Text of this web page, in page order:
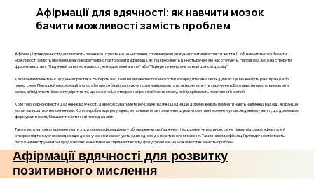
Афірмації для вдячності: як навчити мозок
бачити можливості замість проблем
Афірмації для вдячності допомагають переналаштувати наше мислення, спрямовуючи увагу на позитивні аспекти життя. Щоб навчити мозок бачити
можливості замість проблем, важливо регулярно повторювати афірмації, які підкреслюють цінність речей, які нас оточують. Наприклад, можна створити
фрази на кшталт: "Я вдячний за всі можливості, які надає мені життя" або "Я ціную кожен день за нові шанси і досвід".
Ключовим моментом є щоденна практика. Виберіть час, коли ви зможете спокійно сісти і зосередитися на своїх думках. Це може бути рано вранці або
перед сном. Повторюйте афірмації вголос або про себе, візуалізуючи позитивні результати, які вони можуть спричинити. Важливо не просто вимовляти
слова, а й відчувати їхню силу, вірити в те, що кажете. Це створює нейронні зв’язки в мозку, які підкріплюють позитивний настрій.
Крім того, корисно вести щоденник вдячності, де ви фіксуватимете речі, за які вдячні, щодня. Це допоможе вам помічати навіть найменші радощі, які раніше
могли залишатися непоміченими. Коли ви робите це регулярно, ви починаєте автоматично шукати позитивні моменти у повсякденному житті, що допомагає
формувати новий, більш оптимістичний погляд на світ.
Також можна поекспериментувати з груповими афірмаціями – обговорюючи свої вдячності з друзями чи родиною. Це не тільки підсилює ефект, але й
створює підтримуюче середовище, де всі учасники заохочують один одного до позитивного мислення. Таким чином, афірмації для вдячності стають
потужним інструментом, що дозволяє змінити ваше сприйняття світу, фокусуючи вас на можливостях замість проблем.
Афірмації вдячності для розвитку
позитивного мислення